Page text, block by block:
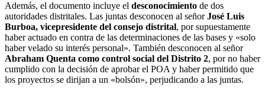
Además, el documento incluye el desconocimiento de dos
autoridades distritales. Las juntas desconocen al señorJosé Luis
Burboa, vicepresidente del consejo distrital, por supuestamente
haber actuado en contra de las determinaciones de las bases y «solo
haber velado su interés personal». También desconocen al señor
Abraham Quenta como control social del Distrito 2, por no haber
cumplido con la decisión de aprobar el POA y haber permitido que
los proyectos se dirijan a un «bolsón», perjudicando a las juntas.